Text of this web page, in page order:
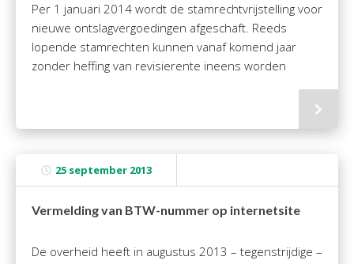
Per 1 januari 2014 wordt de stamrechtvrijstelling voor
nieuwe ontslagvergoedingen afgeschaft. Reeds
lopende stamrechten kunnen vanaf komend jaar
zonder heffing van revisierente ineens worden
25 september 2013
Vermelding van BTW-nummer op internetsite
De overheid heeft in augustus 2013 – tegenstrijdige –